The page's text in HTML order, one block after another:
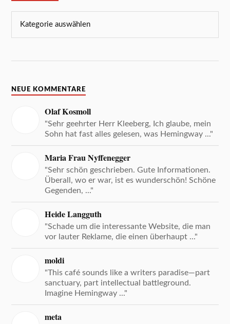
NEUE KOMMENTARE
Olaf Kosmoll
"Sehr geehrter Herr Kleeberg, Ich glaube, mein
Sohn hat fast alles gelesen, was Hemingway ..."
Maria Frau Nyffenegger
"Sehr schön geschrieben. Gute Informationen.
Überall, wo er war, ist es wunderschön! Schöne
Gegenden, ..."
Heide Langguth
"Schade um die interessante Website, die man
vor lauter Reklame, die einen überhaupt ..."
moldi
"This café sounds like a writers paradise—part
sanctuary, part intellectual battleground.
Imagine Hemingway ..."
meta